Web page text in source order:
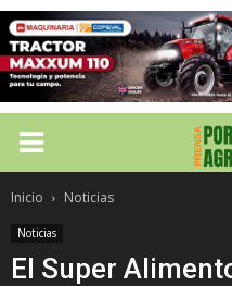
Inicio Noticias
Noticias
El Super